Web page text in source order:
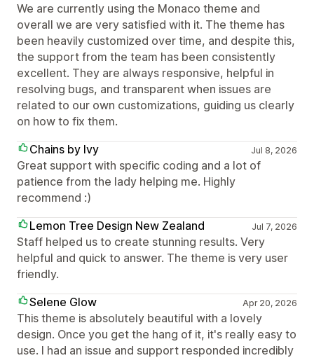
We are currently using the Monaco theme and
overall we are very satisfied with it. The theme has
been heavily customized over time, and despite this,
the support from the team has been consistently
excellent. They are always responsive, helpful in
resolving bugs, and transparent when issues are
related to our own customizations, guiding us clearly
on how to fix them.
Chains by Ivy
Jul 8, 2026
Great support with specific coding and a lot of
patience from the lady helping me. Highly
recommend :)
Lemon Tree Design New Zealand
Jul 7, 2026
Staff helped us to create stunning results. Very
helpful and quick to answer. The theme is very user
friendly.
Selene Glow
Apr 20, 2026
This theme is absolutely beautiful with a lovely
design. Once you get the hang of it, it's really easy to
use. I had an issue and support responded incredibly